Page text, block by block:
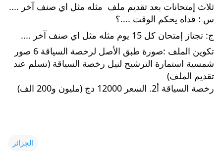
ثلاث إمتحانات بعد تقديم ملف  مثله مثل اي صنف آخر ....
س : قداه يحكم الوقت ....؟
ج: تجتاز إمتحان كل 15 يوم مثله مثل اي صنف آخر ....
تقديم الملف)
رخصة السياقة أ2. السعر 12000 دج (مليون و200 الف)
الجزائر